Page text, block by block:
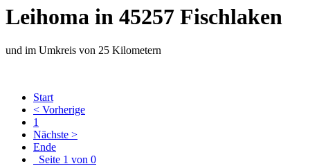
Leihoma in 45257 Fischlaken
und im Umkreis von 25 Kilometern
Start
< Vorherige
1
Nächste >
Ende
Seite 1 von 0